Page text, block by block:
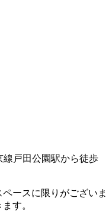
戸田公園駅から徒歩
ースに限りがございま
す。